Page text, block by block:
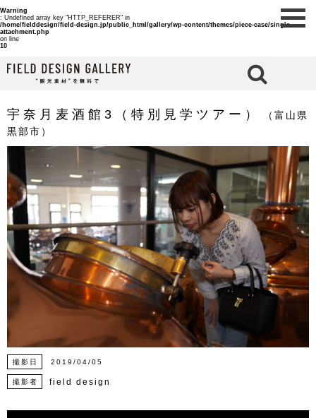
Warning
: Undefined array key "HTTP_REFERER" in
/home/fielddesign/field-design.jp/public_html/gallery/wp-content/themes/piece-case/single-
attachment.php
on line
10
宇奈月麦酒館3（特別見学ツアー）
（富山県
黒部市）
撮影日 2019/04/05
撮影者 field design